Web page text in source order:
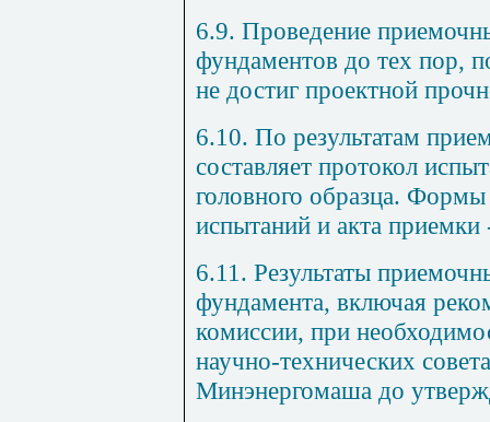
6.9. Проведение
фундаментов до тех пор,
не достиг проектной
6.10. По результатам
составляет протокол
головного образца.
испытаний и акта
6.11. Результаты
фундамента, включая
комиссии, при
научно-технических
Минэнергомаша до